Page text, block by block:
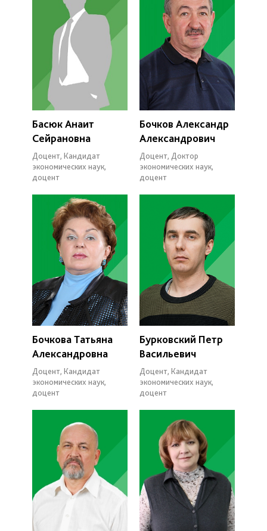
Басюк Анаит
Сейрановна
Доцент, Кандидат
экономических наук,
доцент
Бочков Александр
Александрович
Доцент, Доктор
экономических наук,
доцент
Бочкова Татьяна
Александровна
Доцент, Кандидат
экономических наук,
доцент
Бурковский Петр
Васильевич
Доцент, Кандидат
экономических наук,
доцент